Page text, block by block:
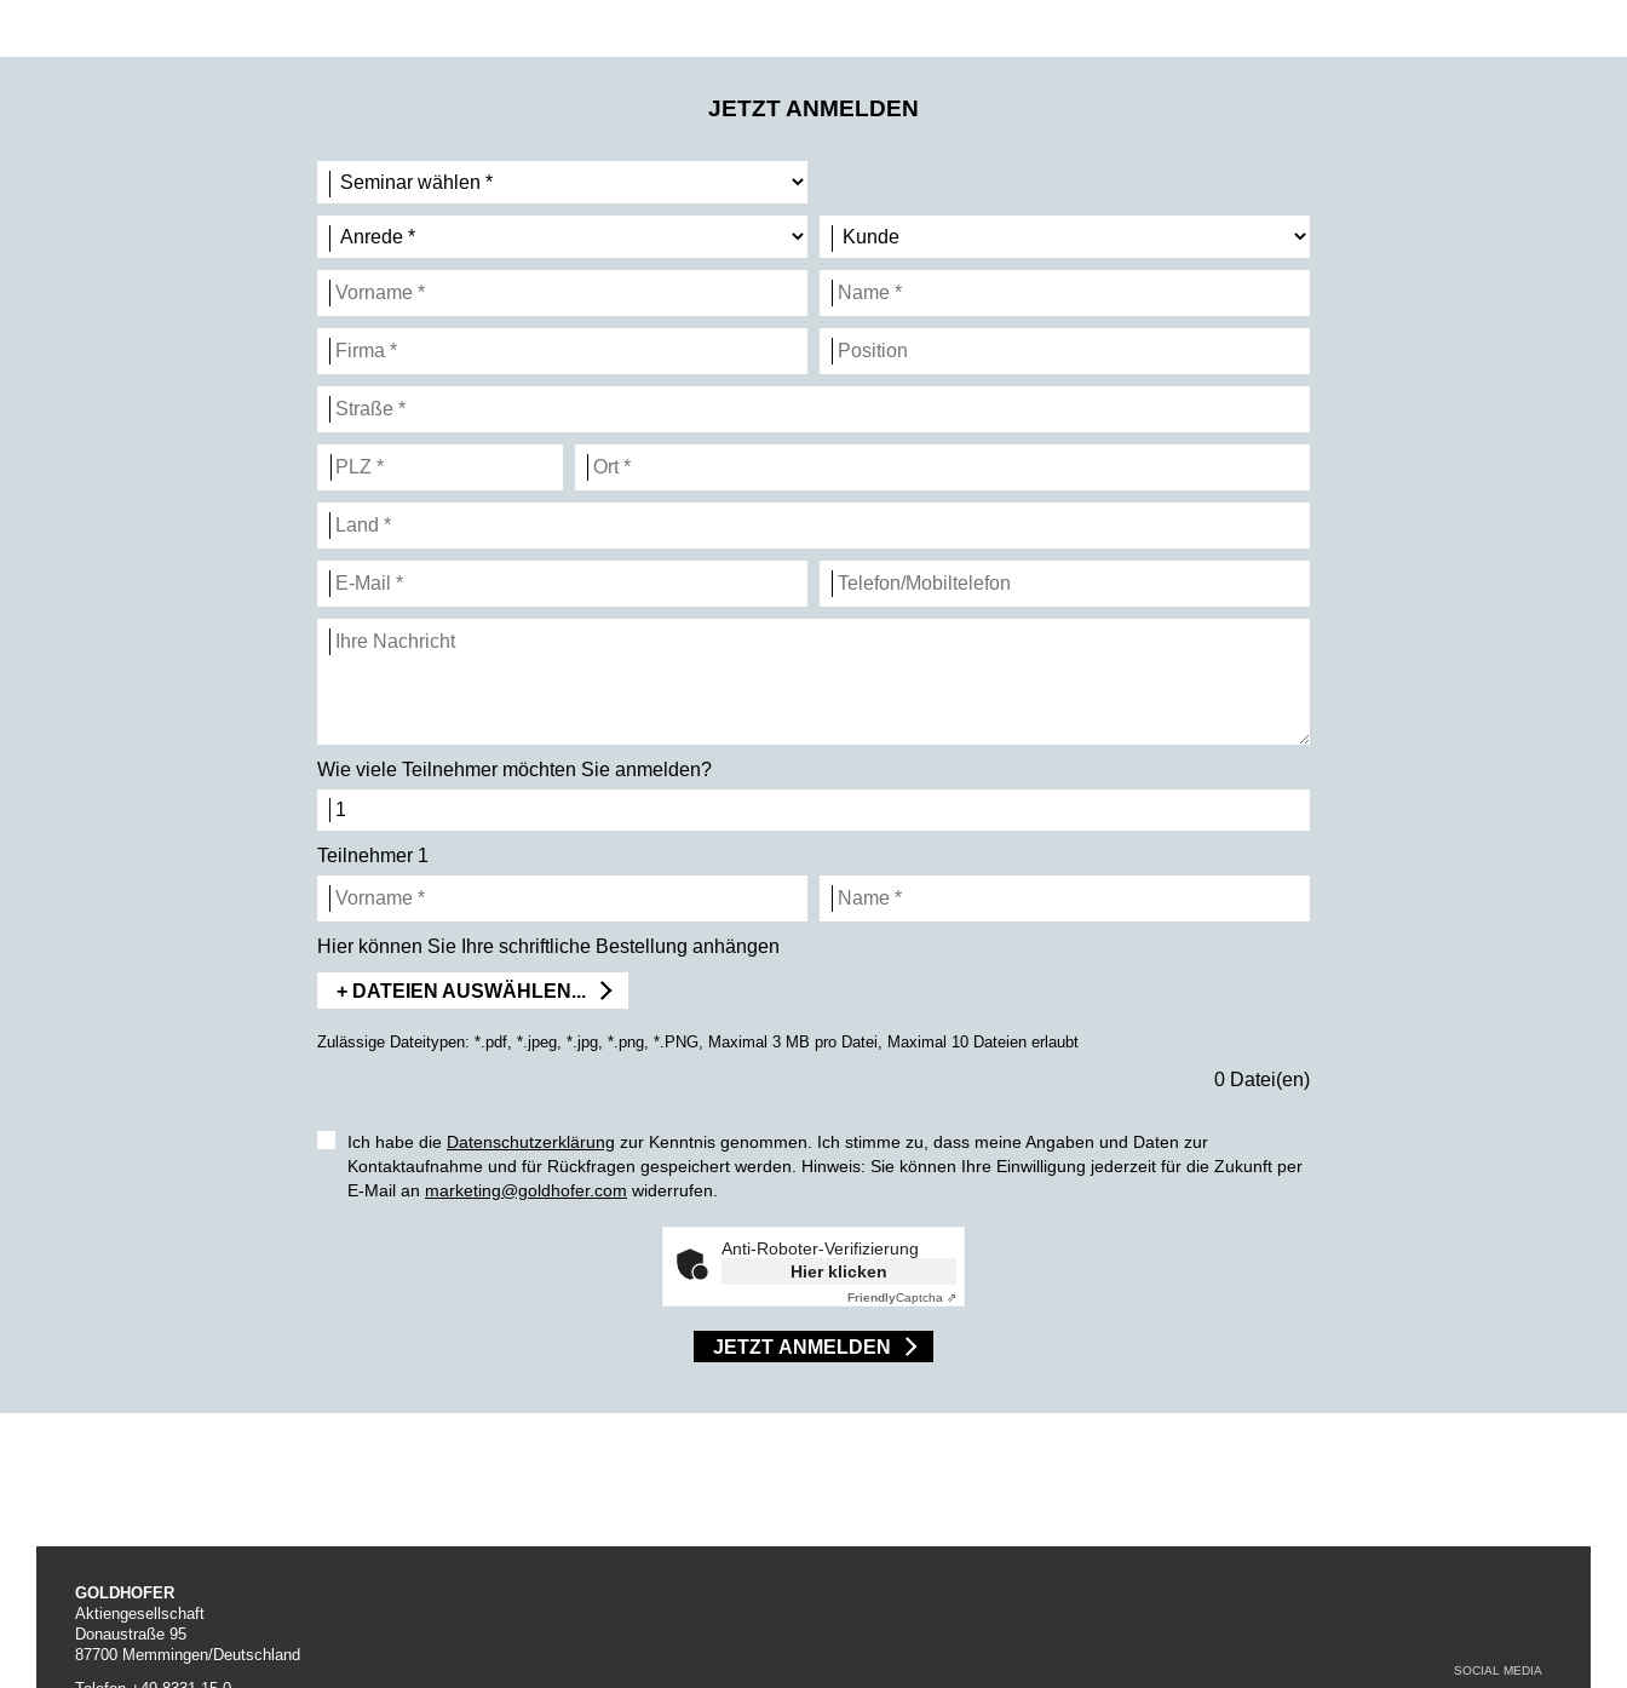
JETZT ANMELDEN
Wie viele Teilnehmer möchten Sie anmelden?
Teilnehmer 1
Hier können Sie Ihre schriftliche Bestellung anhängen
+ DATEIEN AUSWÄHLEN...
Zulässige Dateitypen: *.pdf, *.jpeg, *.jpg, *.png, *.PNG, Maximal 3 MB pro Datei, Maximal 10 Dateien erlaubt
0 Datei(en)
Ich habe die Datenschutzerklärung zur Kenntnis genommen. Ich stimme zu, dass meine Angaben und Daten zur
Kontaktaufnahme und für Rückfragen gespeichert werden. Hinweis: Sie können Ihre Einwilligung jederzeit für die Zukunft per
E-Mail an marketing@goldhofer.com widerrufen.
Anti-Roboter-Verifizierung
Hier klicken
FriendlyCaptcha ⇗
JETZT ANMELDEN
GOLDHOFER
Aktiengesellschaft
Donaustraße 95
87700 Memmingen/Deutschland
SOCIAL MEDIA